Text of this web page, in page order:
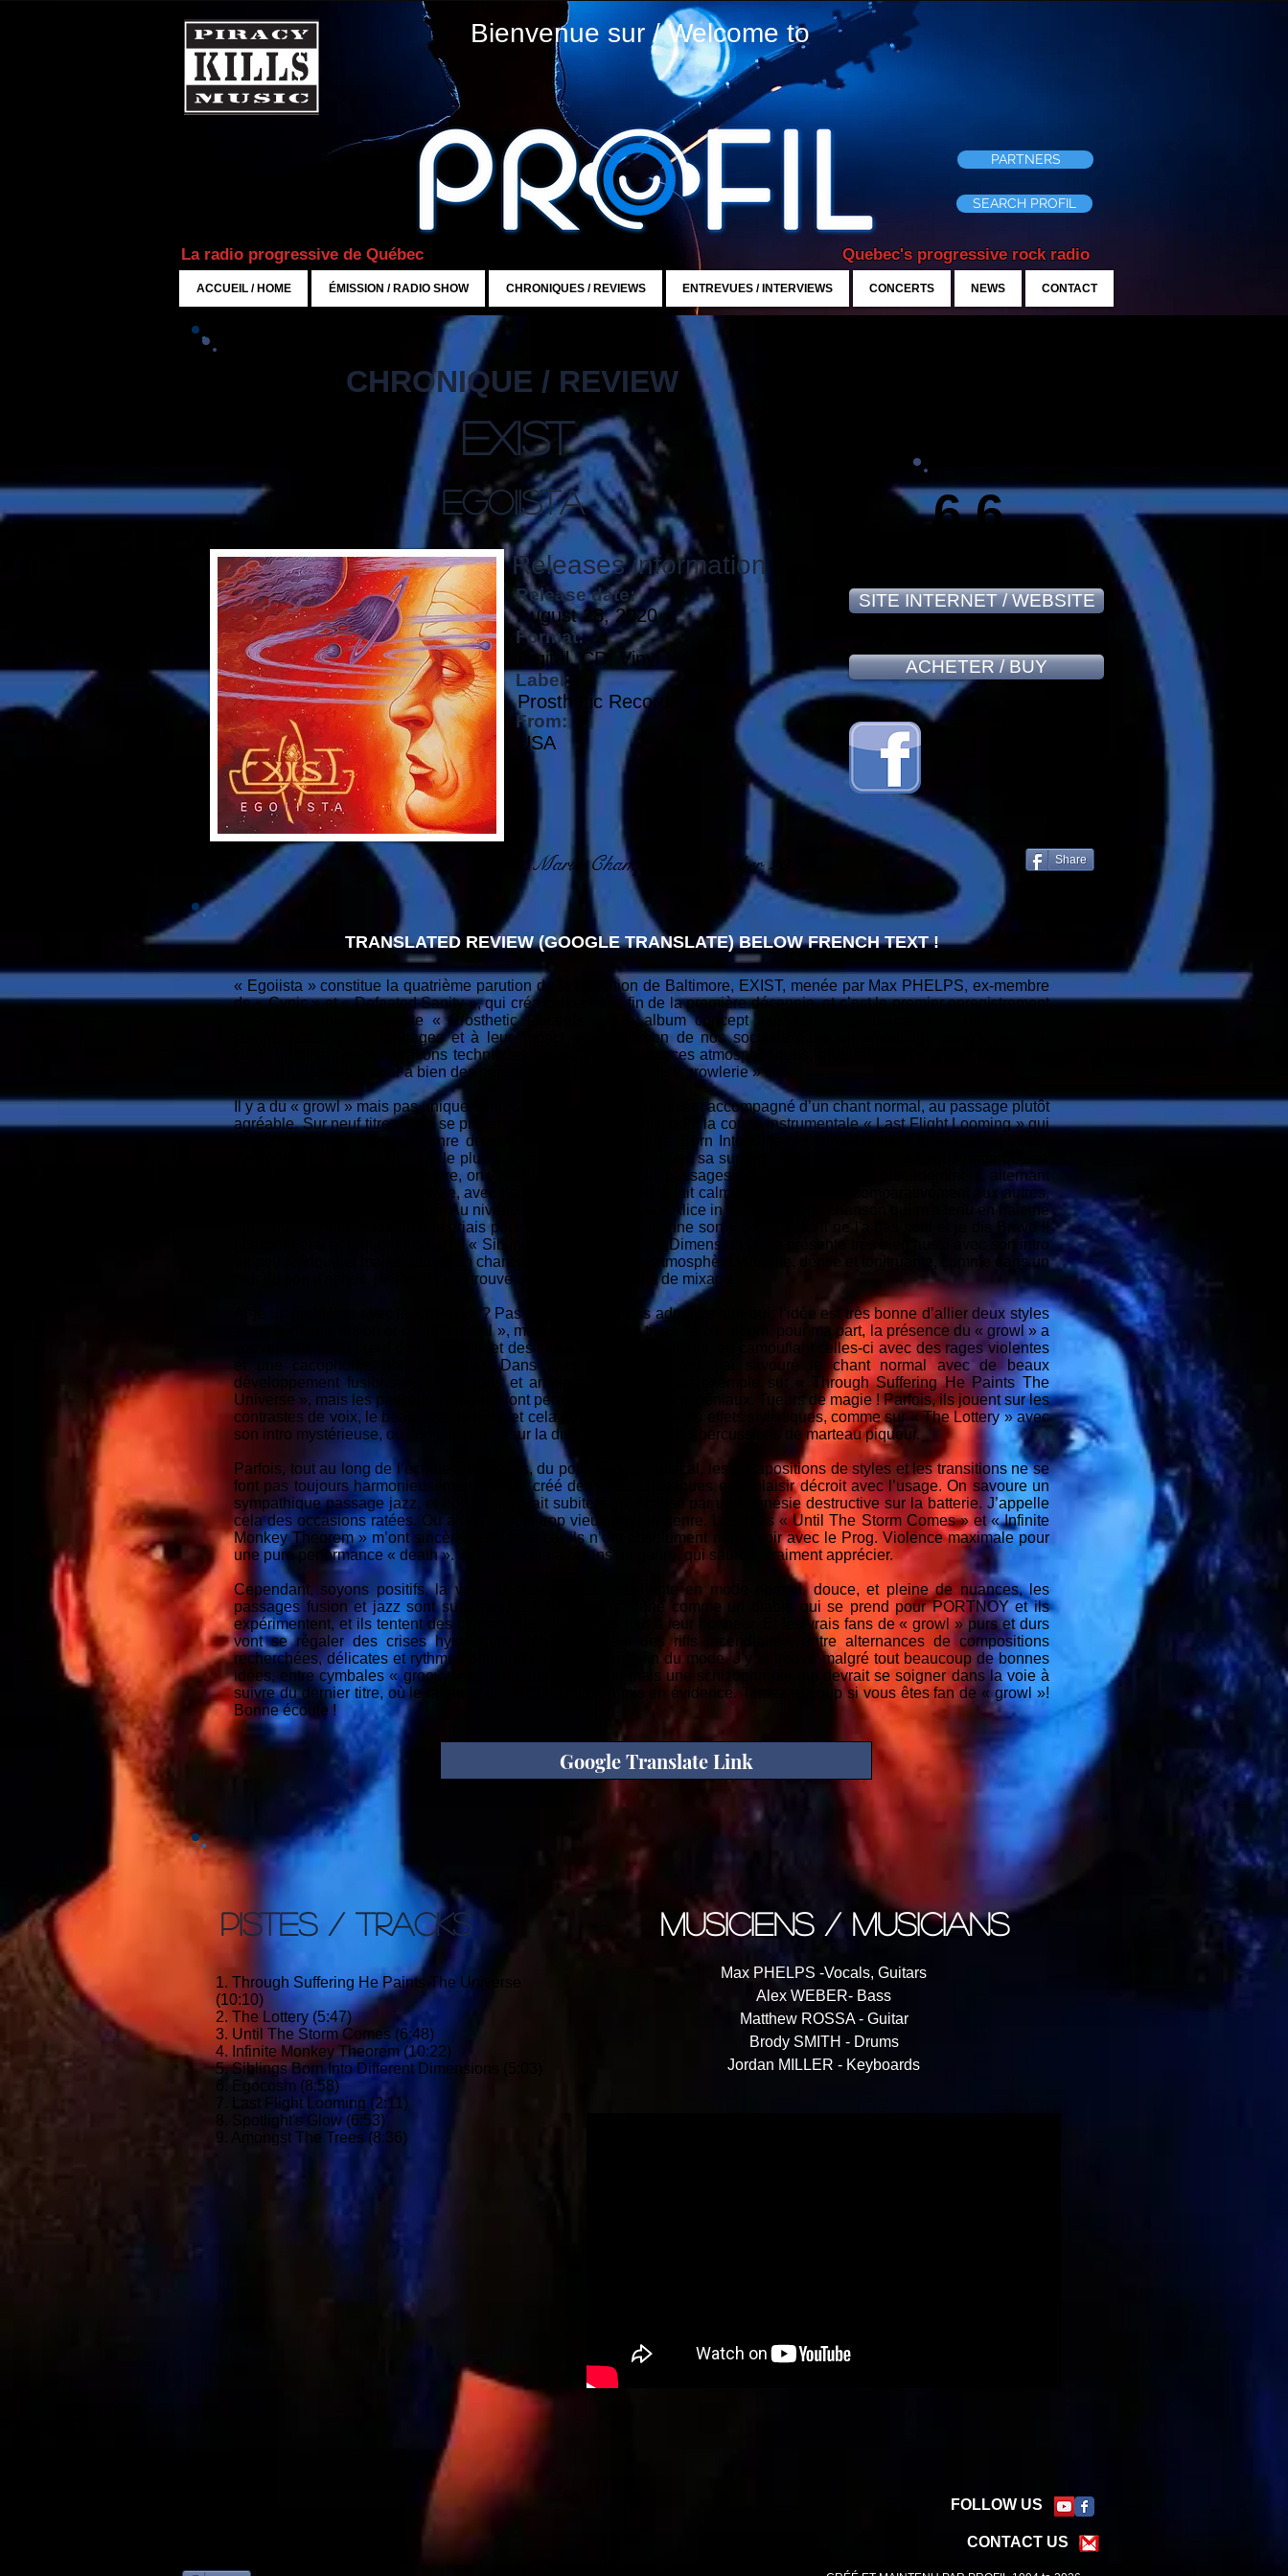
Bienvenue sur / Welcome to
Quebec's progressive rock radio
La radio progressive de Québec
SEARCH PROFIL
PARTNERS
ACCUEIL / HOME ÉMISSION / RADIO SHOW CHRONIQUES / REVIEWS ENTREVUES / INTERVIEWS CONCERTS NEWS CONTACT
CHRONIQUE / REVIEW
Exist
Egoiista
Releases information
Release date:
August 28, 2020
Format:
Digital, CD, Vinyl
Label:
From:
Prosthetic Records
USA
Mario Champagne - October 2020
6,6
SITE INTERNET / WEBSITE
ACHETER / BUY
Share
TRANSLATED REVIEW (GOOGLE TRANSLATE) BELOW FRENCH TEXT !
« Egoiista » constitue la quatrième parution de la formation de Baltimore, EXIST, menée par Max PHELPS, ex-membre
de « Cynic » et « Defeated Sanity », qui créa celle-ci à la fin de la première décennie, et c’est le premier enregistrement
du groupe sous l'étiquette « Prosthetic Records ». Un album concept axé sur les problématiques reliées à la
communication, aux langages et à leur impact sur l'évolution de nos sociétés dans un emballage sonore hors du
commun alliant démonstrations techniques, mélodisme, ambiances atmosphériques, prog fusion et « Death Metal », le
mot qui fait toujours peur à bien des gens, car il est promesse de « growlerie » !
Il y a du « growl » mais pas uniquement. Ce qu'on entend est souvent accompagné d’un chant normal, au passage plutôt
agréable. Sur neuf titres, trois se présentent sans grognements, dont la courte instrumentale « Last Flight Looming » qui
ne va nulle part, étant un genre de petit intermède, « Siblings Born Into Different Dimensions » et le dernier titre «
Amongst The Trees » que j’ai le plus apprécié sur cet album. Avec sa superbe intro à la guitare, qui vous remarquerez
reprend le thème du premier titre, on y retrouvera les meilleurs passages « fusion » annoncés précédemment, alternant
sporadiquement, au niveau style, avec l’artillerie lourde et qui le fait calmement sur ce titre comparativement aux autres,
où la tempête fait souvent rage. Au niveau chant, cela rappelle « Alice in Chains ». Une chanson qui m'a tenu en haleine
tout au long et pour laquelle je priais pour que le chanteur retienne son « growl ». Et il ne l'a pas sorti et je dis Bravo !!
(J’expliquerai pourquoi plus loin !) « Siblings Born Into Different Dimensions » se présente très bien aussi avec son intro
un peu féérique et majestueuse, un chant au ralenti dans une atmosphère vibrante, dense et tonitruante, comme dans un
mur du son d'échos, même si j’y ai trouvé des petits problèmes de mixage.
Ai-je un problème avec le « growl » ? Pas toujours, et je dois admettre que oui, l’idée est très bonne d’allier deux styles
aussi lointains, fusion et « death metal », mais sur les autres titres de cet album, pour ma part, la présence du « growl » a
souvent tué dans l’œuf des moments et des idées plutôt bien lancées, en camouflant celles-ci avec des rages violentes
et une cacophonie non pertinente. Dans tous les autres titres, j’ai savouré le chant normal avec de beaux
développement fusions symphoniques et ambiances, comme par exemple sur « Through Suffering He Paints The
Universe », mais les passages grognés font perdre le fil et les élans géniaux. Tueurs de magie ! Parfois, ils jouent sur les
contrastes de voix, le beau avec la bête, et cela donne d’intéressants effets stylistiques, comme sur « The Lottery » avec
son intro mystérieuse, où l’on joue aussi sur la dissonance avec des percussions de marteau piqueur.
Parfois, tout au long de l’écoute des pièces, du point de vue musical, les juxtapositions de styles et les transitions ne se
font pas toujours harmonieusement, ce qui créé des effets chaotiques et le plaisir décroit avec l’usage. On savoure un
sympathique passage jazz, et hop, il disparait subitement, éclipsé par une frénésie destructive sur la batterie. J’appelle
cela des occasions ratées. Ou alors, je suis trop vieux pour le genre. Les titres « Until The Storm Comes » et « Infinite
Monkey Theorem » m’ont sincèrement lassé car ils n’ont absolument rien à voir avec le Prog. Violence maximale pour
une pure performance « death ». Je laisse cela aux fans du genre, qui sauront vraiment apprécier.
Cependant, soyons positifs, la voix du chanteur est excellente en mode normal, douce, et pleine de nuances, les
passages fusion et jazz sont superbes, le batteur se démène comme un diable qui se prend pour PORTNOY et ils
expérimentent, et ils tentent des choses nouvelles. C’est tout à leur honneur. Et les vrais fans de « growl » purs et durs
vont se régaler des crises hystériques déblatérées sur des riffs incendiaires, entre alternances de compositions
recherchées, délicates et rythmes bourrins pour célébrer la fin du mode. J’y ai trouvé malgré tout beaucoup de bonnes
idées, entre cymbales « groovy » et lourdeurs « death », mais une schizophrénie qui devrait se soigner dans la voie à
suivre du dernier titre, où le talent et le PROG sont bien mis en évidence. Tentez le coup si vous êtes fan de « growl »!
Bonne écoute !
Google Translate Link
1. Through Suffering He Paints The Universe
(10:10)
2. The Lottery (5:47)
3. Until The Storm Comes (6:48)
4. Infinite Monkey Theorem (10:22)
5. Siblings Born Into Different Dimensions (5:03)
6. Egocosm (8:58)
7. Last Flight Looming (2:11)
8. Spotlight's Glow (6:53)
9. Amongst The Trees (8:36)
PISTES / TRACKS musiciens / musicians
Max PHELPS -Vocals, Guitars
Alex WEBER- Bass
Matthew ROSSA - Guitar
Brody SMITH - Drums
Jordan MILLER - Keyboards
FOLLOW US
CONTACT US